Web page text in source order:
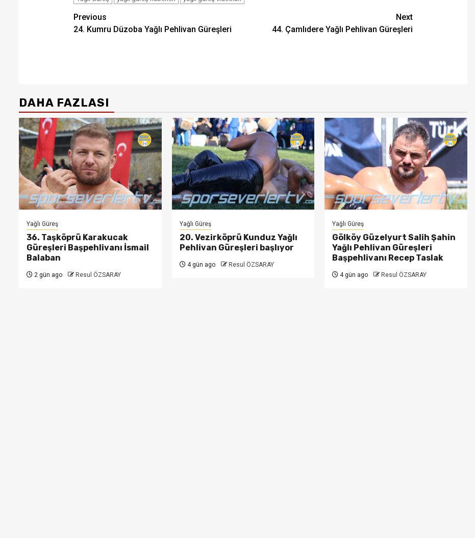
Post
navigation
Previous
24. Kumru Düzoba Yağlı Pehlivan Güreşleri
Next
44. Çamlıdere Yağlı Pehlivan Güreşleri
DAHA FAZLASI
Yağlı Güreş
36. Taşköprü Karakucak
Güreşleri Başpehlivanı İsmail
Balaban
2 gün ago Resul ÖZSARAY
Yağlı Güreş
20. Vezirköprü Kunduz Yağlı
Pehlivan Güreşleri başlıyor
4 gün ago Resul ÖZSARAY
Yağlı Güreş
Gölköy Güzelyurt Salih Şahin
Yağlı Pehlivan Güreşleri
Başpehlivanı Recep Taslak
4 gün ago Resul ÖZSARAY